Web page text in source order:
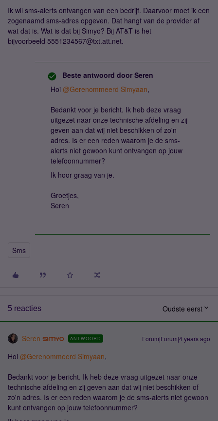
Ik wil sms-alerts ontvangen van een bedrijf. Daarvoor moet ik een
zogenaamd sms-adres opgeven. Dat hangt van de provider af
wat dat is. Wat is dat bij Simyo? Bij AT&T is het
bijvoorbeeld 5551234567@txt.att.net.
Beste antwoord door Seren
Hoi @Gerenommeerd Simyaan,
Bedankt voor je bericht. Ik heb deze vraag
uitgezet naar onze technische afdeling en zij
geven aan dat wij niet beschikken of zo'n
adres. Is er een reden waarom je de sms-
alerts niet gewoon kunt ontvangen op jouw
telefoonnummer?
Ik hoor graag van je.
Groetjes,
Seren
Sms
5 reacties Oudste eerst
Seren ANTWOORD Forum|Forum|4 years ago
Hoi @Gerenommeerd Simyaan,
Bedankt voor je bericht. Ik heb deze vraag uitgezet naar onze
technische afdeling en zij geven aan dat wij niet beschikken of
zo'n adres. Is er een reden waarom je de sms-alerts niet gewoon
kunt ontvangen op jouw telefoonnummer?